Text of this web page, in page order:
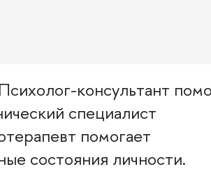
консультант
специалист
помогает
состояния личности.